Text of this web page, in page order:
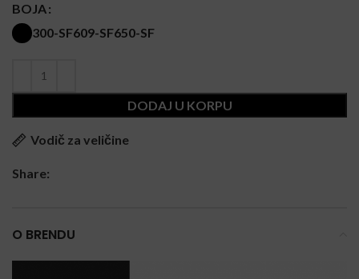
BOJA
300-SF609-SF650-SF
DODAJ U KORPU
Vodič za veličine
Share:
O BRENDU